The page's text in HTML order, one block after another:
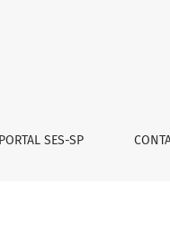
de
PORTAL SES-SP